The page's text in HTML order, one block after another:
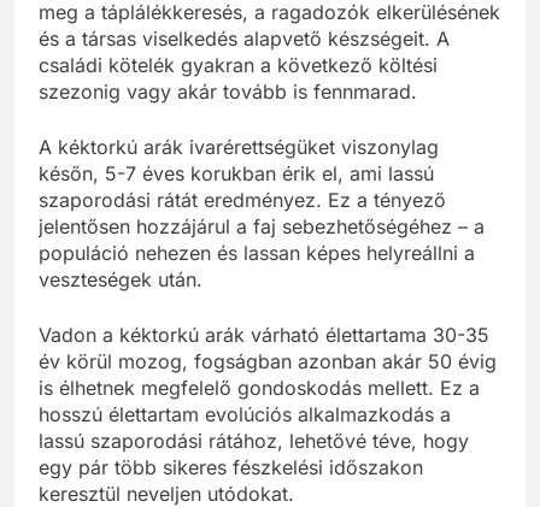
meg a táplálékkeresés, a ragadozók elkerülésének
és a társas viselkedés alapvető készségeit. A
családi kötelék gyakran a következő költési
szezonig vagy akár tovább is fennmarad.
A kéktorkú arák ivarérettségüket viszonylag
későn, 5-7 éves korukban érik el, ami lassú
szaporodási rátát eredményez. Ez a tényező
jelentősen hozzájárul a faj sebezhetőségéhez – a
populáció nehezen és lassan képes helyreállni a
veszteségek után.
Vadon a kéktorkú arák várható élettartama 30-35
év körül mozog, fogságban azonban akár 50 évig
is élhetnek megfelelő gondoskodás mellett. Ez a
hosszú élettartam evolúciós alkalmazkodás a
lassú szaporodási rátához, lehetővé téve, hogy
egy pár több sikeres fészkelési időszakon
keresztül neveljen utódokat.